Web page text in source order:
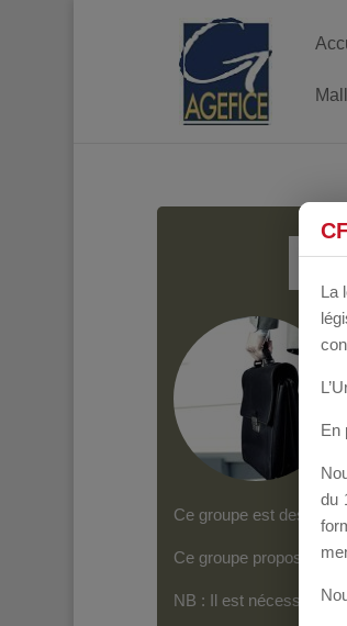
Ce groupe est destiné
Ce groupe propose un
NB : Il est nécessaire
La
En
du